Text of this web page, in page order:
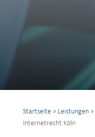
Startseite» Leistungen»
Internetrecht Köln